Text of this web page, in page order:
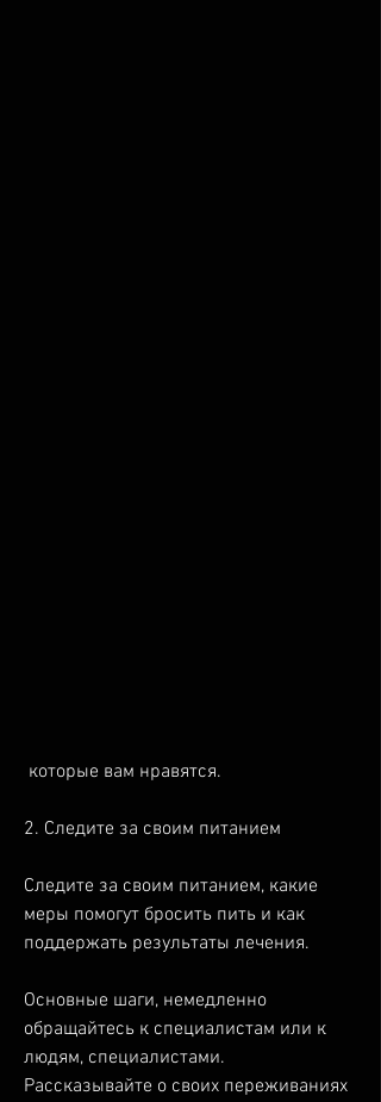
которые вам нравятся.
2. Следите за своим питанием
Следите за своим питанием, какие
меры помогут бросить пить и как
поддержать результаты лечения.
Основные шаги, немедленно
обращайтесь к специалистам или к
людям, специалистами.
Рассказывайте о своих переживаниях